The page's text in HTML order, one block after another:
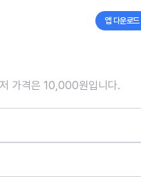
앱 다운로드
가격은 10,000원입니다.